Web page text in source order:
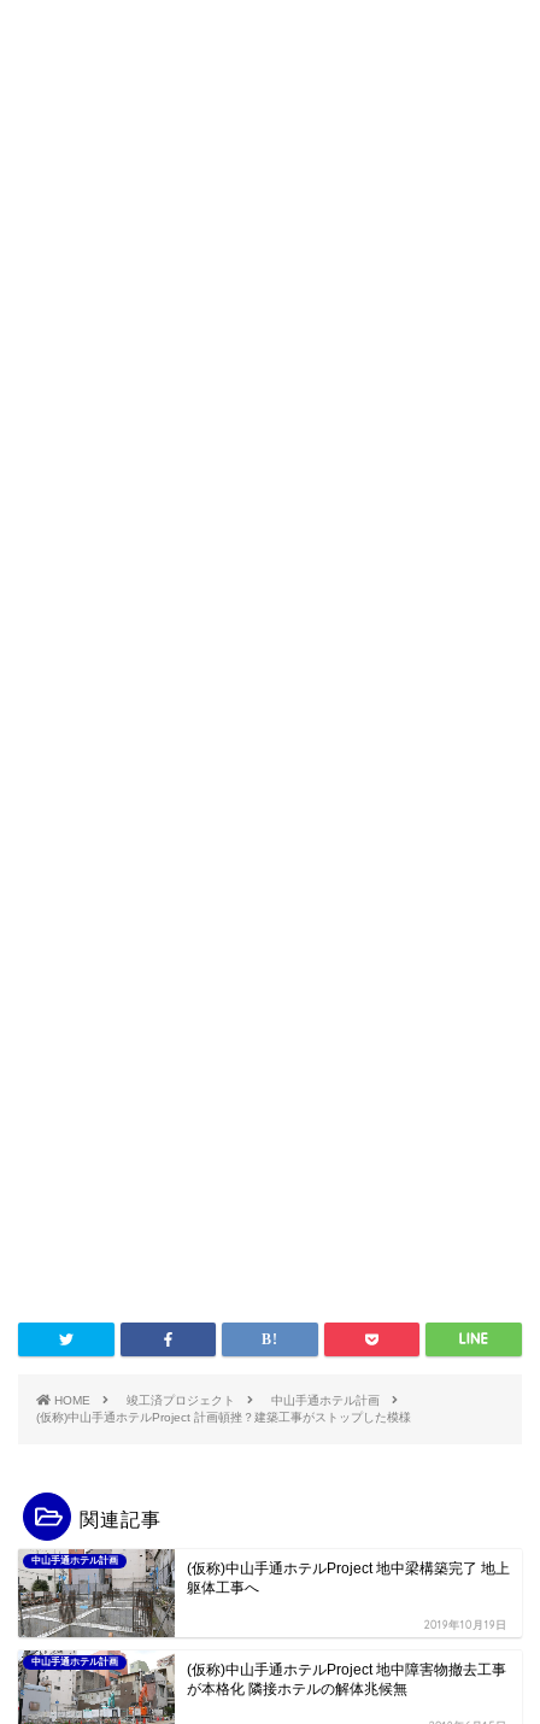
HOME 竣工済プロジェクト
中山手通ホテル計画
(仮称)中山手通ホテルProject 計画頓挫？建築工事がストップした模様
関連記事
中山手通ホテル計画
(仮称)中山手通ホテルProject 地中梁構築完了 地上
躯体工事へ
2019年10月19日
中山手通ホテル計画
(仮称)中山手通ホテルProject 地中障害物撤去工事
が本格化 隣接ホテルの解体兆候無